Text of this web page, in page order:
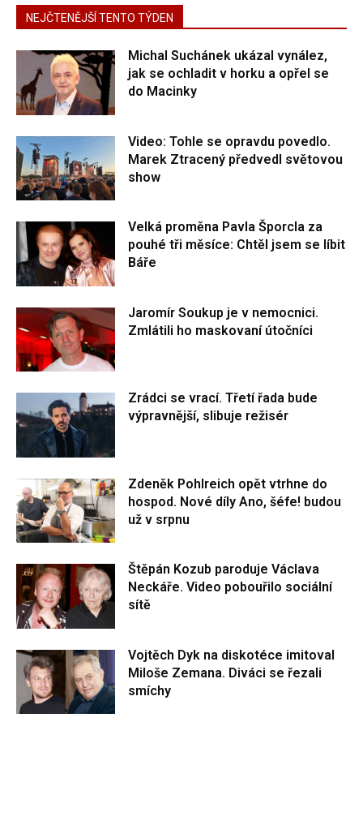
NEJČTENĚJŠÍ TENTO TÝDEN
Michal Suchánek ukázal vynález,
jak se ochladit v horku a opřel se
do Macinky
Video: Tohle se opravdu povedlo.
Marek Ztracený předvedl světovou
show
Velká proměna Pavla Šporcla za
pouhé tři měsíce: Chtěl jsem se líbit
Báře
Jaromír Soukup je v nemocnici.
Zmlátili ho maskovaní útočníci
Zrádci se vrací. Třetí řada bude
výpravnější, slibuje režisér
Zdeněk Pohlreich opět vtrhne do
hospod. Nové díly Ano, šéfe! budou
už v srpnu
Štěpán Kozub paroduje Václava
Neckáře. Video pobouřilo sociální
sítě
Vojtěch Dyk na diskotéce imitoval
Miloše Zemana. Diváci se řezali
smíchy